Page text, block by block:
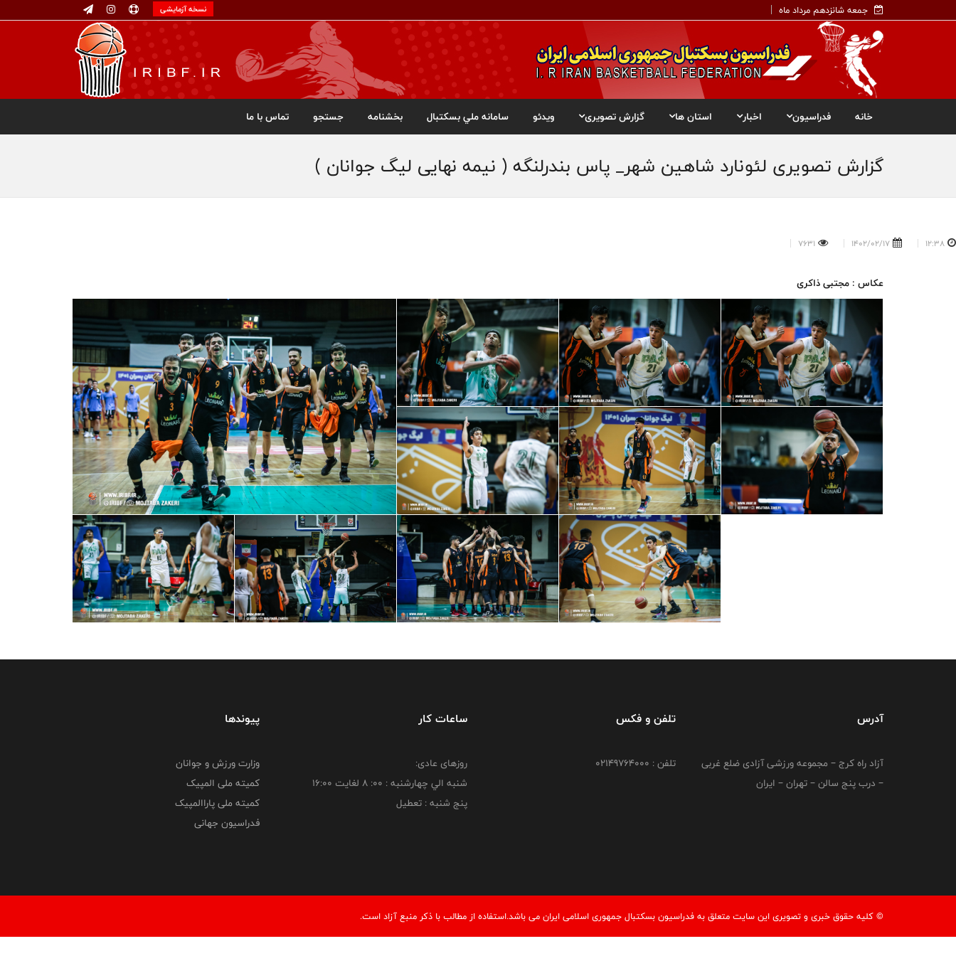
جمعه شانزدهم مرداد ماه نسخه آزمایشی
خانه فدراسیون اخبار استان ها گزارش تصویری ویدئو سامانه ملي بسکتبال بخشنامه جستجو تماس با ما
گزارش تصویری لئونارد شاهین شهر_ پاس بندرلنگه ( نیمه نهایی لیگ جوانان )
12:38
1402/02/17
7631
عکاس : مجتبی ذاکری
آدرس
آزاد راه کرج – مجموعه ورزشی آزادی ضلع غربی
– درب پنج سالن – تهران – ایران
تلفن و فکس
تلفن : 02149764000
ساعات کار
روزهای عادی:
شنبه الي چهارشنبه : 00: 8 لغايت 16:00
پنج شنبه : تعطیل
پیوندها
وزارت ورزش و جوانان
کمیته ملی المپیک
کمیته ملی پاراالمپیک
فدراسیون جهانی
© کليه حقوق خبری و تصويری اين سايت متعلق به فدراسیون بسکتبال جمهوری اسلامی ایران می باشد.استفاده از مطالب با ذكر منبع آزاد است.